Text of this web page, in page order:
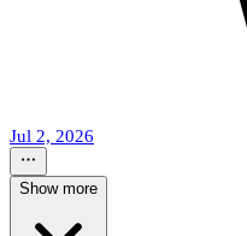
Jul 2, 2026
Show more